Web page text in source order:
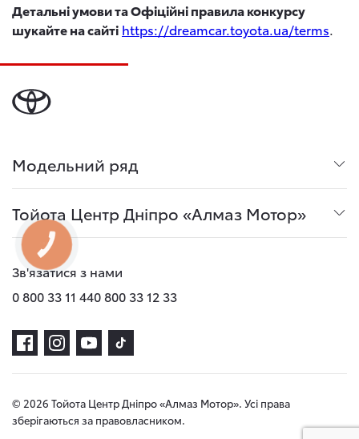
Детальні умови та Офіційні правила конкурсу
шукайте на сайті https://dreamcar.toyota.ua/terms.
Модельний ряд
Тойота Центр Дніпро «Алмаз Мотор»
Зв'язатися з нами
0 800 33 11 440 800 33 12 33
© 2026 Тойота Центр Дніпро «Алмаз Мотор». Усі права
зберігаються за правовласником.
КНОПКА
ЗВ'ЯЗКУ